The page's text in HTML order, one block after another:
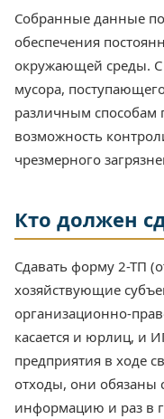
Собранные данные
обеспечения
окружающей среды.
мусора,
различным способам
возможность
чрезмерного
Кто должен
Сдавать форму 2-ТП
хозяйствующие
организационно-
касается и юрлиц, и
предприятия в ходе
отходы, они обязаны
информацию и раз в